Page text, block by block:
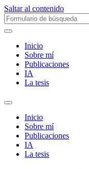
Saltar al contenido
Buscar:
Inicio
Sobre mí­
Publicaciones
IA
La tesis
Alternar
campo
búsqueda
Inicio
Sobre mí­
Publicaciones
IA
La tesis